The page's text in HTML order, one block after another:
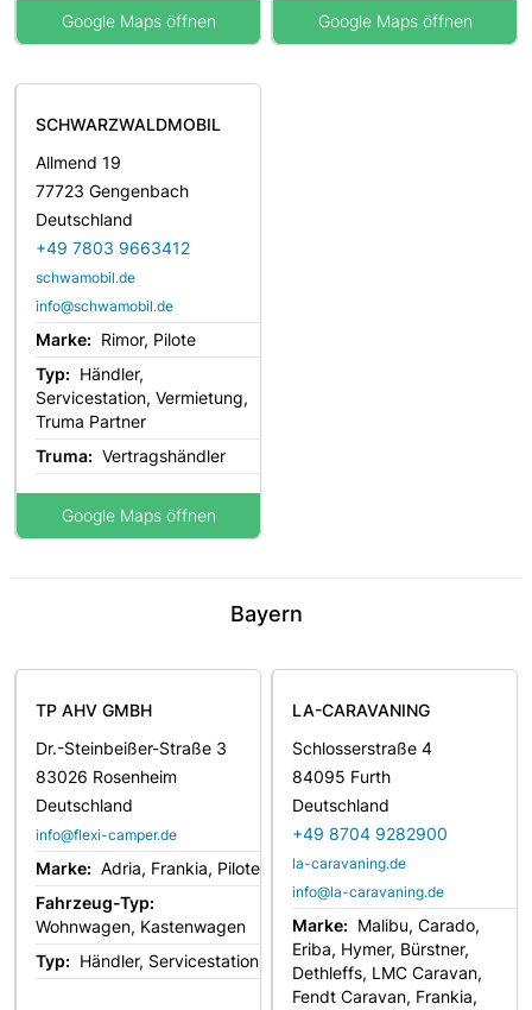
Google Maps öffnen Google Maps öffnen
SCHWARZWALDMOBIL
Allmend 19
77723 Gengenbach
Deutschland
+49 7803 9663412
schwamobil.de
info@schwamobil.de
Marke: Rimor, Pilote
Typ: Händler,
Servicestation, Vermietung,
Truma Partner
Truma: Vertragshändler
Google Maps öffnen
Bayern
TP AHV GMBH
Dr.-Steinbeißer-Straße 3
83026 Rosenheim
Deutschland
info@flexi-camper.de
Marke: Adria, Frankia, Pilote
Fahrzeug-Typ:
Wohnwagen, Kastenwagen
Typ: Händler, Servicestation
LA-CARAVANING
Schlosserstraße 4
84095 Furth
Deutschland
+49 8704 9282900
la-caravaning.de
info@la-caravaning.de
Marke: Malibu, Carado,
Eriba, Hymer, Bürstner,
Dethleffs, LMC Caravan,
Fendt Caravan, Frankia,